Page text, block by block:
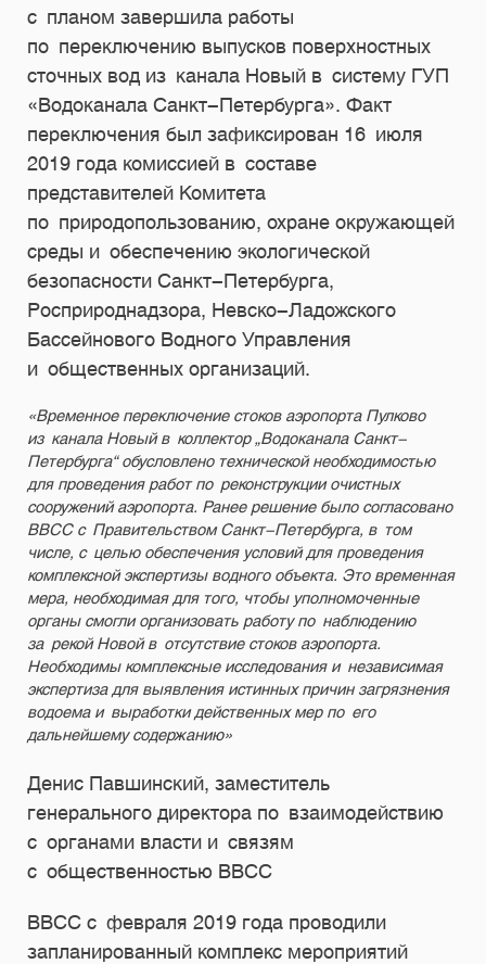
с планом завершила работы
по переключению выпусков поверхностных
сточных вод из канала Новый в систему ГУП
«Водоканала Санкт-Петербурга». Факт
переключения был зафиксирован 16 июля
2019 года комиссией в составе
представителей Комитета
по природопользованию, охране окружающей
среды и обеспечению экологической
безопасности Санкт-Петербурга,
Росприроднадзора, Невско-Ладожского
Бассейнового Водного Управления
и общественных организаций.
«Временное переключение стоков аэропорта Пулково
из канала Новый в коллектор „Водоканала Санкт-
Петербурга“ обусловлено технической необходимостью
для проведения работ по реконструкции очистных
сооружений аэропорта. Ранее решение было согласовано
ВВСС с Правительством Санкт-Петербурга, в том
числе, с целью обеспечения условий для проведения
комплексной экспертизы водного объекта. Это временная
мера, необходимая для того, чтобы уполномоченные
органы смогли организовать работу по наблюдению
за рекой Новой в отсутствие стоков аэропорта.
Необходимы комплексные исследования и независимая
экспертиза для выявления истинных причин загрязнения
водоема и выработки действенных мер по его
дальнейшему содержанию»
Денис Павшинский, заместитель
генерального директора по взаимодействию
с органами власти и связям
с общественностью ВВСС
ВВСС с февраля 2019 года проводили
запланированный комплекс мероприятий